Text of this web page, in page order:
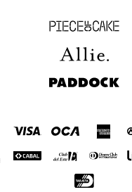
Piece of Cake
Allie
Paddock